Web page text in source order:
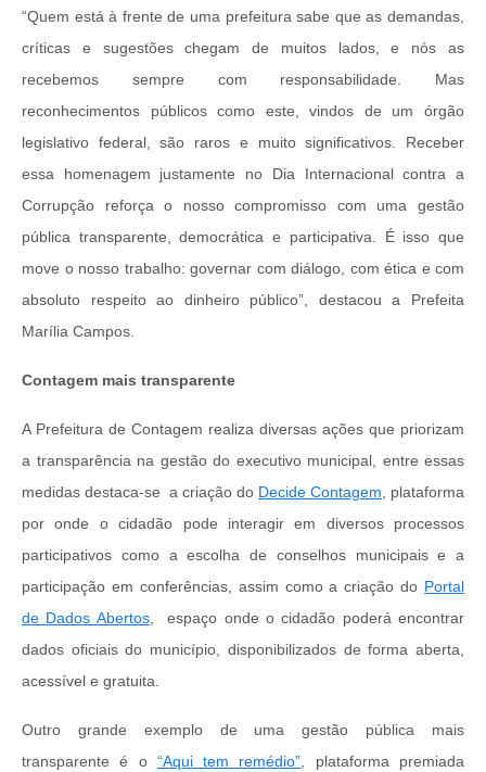
“Quem está à frente de uma prefeitura sabe que as demandas,
críticas e sugestões chegam de muitos lados, e nós as
recebemos sempre com responsabilidade. Mas
reconhecimentos públicos como este, vindos de um órgão
legislativo federal, são raros e muito significativos. Receber
essa homenagem justamente no Dia Internacional contra a
Corrupção reforça o nosso compromisso com uma gestão
pública transparente, democrática e participativa. É isso que
move o nosso trabalho: governar com diálogo, com ética e com
absoluto respeito ao dinheiro público”, destacou a Prefeita
Marília Campos.
Contagem mais transparente
A Prefeitura de Contagem realiza diversas ações que priorizam
a transparência na gestão do executivo municipal, entre essas
medidas destaca-se a criação do Decide Contagem , plataforma
por onde o cidadão pode interagir em diversos processos
participativos como a escolha de conselhos municipais e a
participação em conferências, assim como a criação do Portal
de Dados Abertos, espaço onde o cidadão poderá encontrar
dados oficiais do município, disponibilizados de forma aberta,
acessível e gratuita.
Outro grande exemplo de uma gestão pública mais
transparente é o “Aqui tem remédio” , plataforma premiada